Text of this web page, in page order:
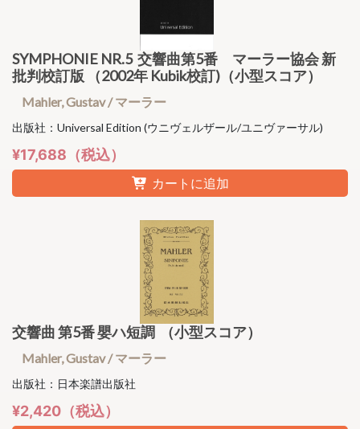
SYMPHONIE NR.5 交響曲第5番 マーラー協会 新
批判校訂版 （2002年 Kubik校訂)（小型スコア）
Mahler, Gustav / マーラー
出版社：Universal Edition (ウニヴェルザール/ユニヴァーサル)
¥17,688（税込）
カートに追加
交響曲 第5番 嬰ハ短調 （小型スコア）
Mahler, Gustav / マーラー
出版社：日本楽譜出版社
¥2,420（税込）